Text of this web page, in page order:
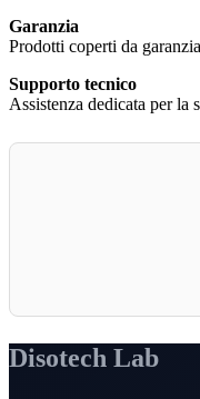
Garanzia
Prodotti coperti da
Supporto tecnico
Assistenza dedicata per la
Disotech Lab